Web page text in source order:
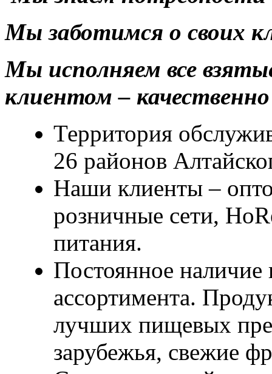
Мы заботимся о своих
Мы исполняем все
клиентом –
Территория
26 районов
Наши клиенты –
розничные сети,
питания.
Постоянное наличие
ассортимента.
лучших пищевых
зарубежья, свежие